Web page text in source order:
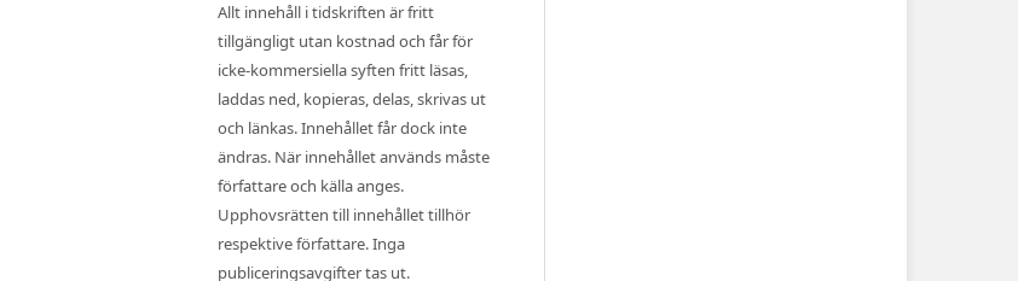
Allt innehåll i tidskriften är fritt
tillgängligt utan kostnad och får för
icke-kommersiella syften fritt läsas,
laddas ned, kopieras, delas, skrivas ut
och länkas. Innehållet får dock inte
ändras. När innehållet används måste
författare och källa anges.
Upphovsrätten till innehållet tillhör
respektive författare. Inga
publiceringsavgifter tas ut.